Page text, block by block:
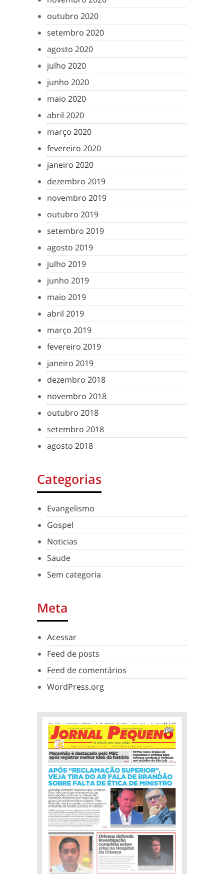
outubro 2020
setembro 2020
agosto 2020
julho 2020
junho 2020
maio 2020
abril 2020
março 2020
fevereiro 2020
janeiro 2020
dezembro 2019
novembro 2019
outubro 2019
setembro 2019
agosto 2019
julho 2019
junho 2019
maio 2019
abril 2019
março 2019
fevereiro 2019
janeiro 2019
dezembro 2018
novembro 2018
outubro 2018
setembro 2018
agosto 2018
Categorias
Evangelismo
Gospel
Noticias
Saude
Sem categoria
Meta
Acessar
Feed de posts
Feed de comentários
WordPress.org